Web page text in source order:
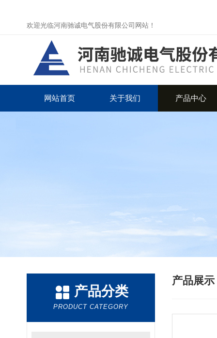
欢迎光临河南驰诚电气股份有限公司网站！
网站首页 关于我们 产品中心
产品分类
PRODUCT CATEGORY
产品展示